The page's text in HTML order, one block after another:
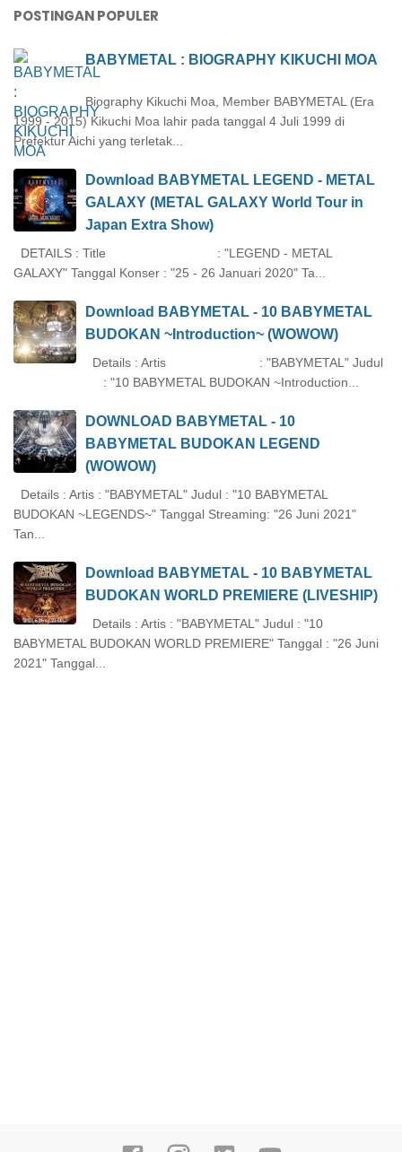
POSTINGAN POPULER
BABYMETAL : BIOGRAPHY KIKUCHI MOA
Biography Kikuchi Moa, Member BABYMETAL (Era
1999 - 2015) Kikuchi Moa lahir pada tanggal 4 Juli 1999 di
Prefektur Aichi yang terletak...
Download BABYMETAL LEGEND - METAL
GALAXY (METAL GALAXY World Tour in
Japan Extra Show)
DETAILS : Title : "LEGEND - METAL
GALAXY" Tanggal Konser : "25 - 26 Januari 2020" Ta...
Download BABYMETAL - 10 BABYMETAL
BUDOKAN ~Introduction~ (WOWOW)
Details : Artis : "BABYMETAL" Judul
: "10 BABYMETAL BUDOKAN ~Introduction...
DOWNLOAD BABYMETAL - 10
BABYMETAL BUDOKAN LEGEND
(WOWOW)
Details : Artis : "BABYMETAL" Judul : "10 BABYMETAL
BUDOKAN ~LEGENDS~" Tanggal Streaming: "26 Juni 2021"
Tan...
Download BABYMETAL - 10 BABYMETAL
BUDOKAN WORLD PREMIERE (LIVESHIP)
Details : Artis : "BABYMETAL" Judul : "10
BABYMETAL BUDOKAN WORLD PREMIERE" Tanggal : "26 Juni
2021" Tanggal...